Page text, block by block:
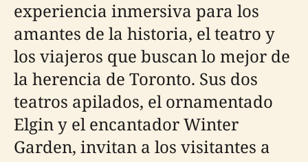
experiencia inmersiva para los
amantes de la historia, el teatro y
los viajeros que buscan lo mejor de
la herencia de Toronto. Sus dos
teatros apilados, el ornamentado
Elgin y el encantador Winter
Garden, invitan a los visitantes a